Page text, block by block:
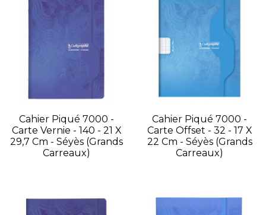
Cahier Piqué 7000 -
Carte Vernie - 140 - 21 X
29,7 Cm - Séyès (grands
Carreaux)
Cahier Piqué 7000 -
Carte Offset - 32 - 17 X
22 Cm - Séyès (grands
Carreaux)